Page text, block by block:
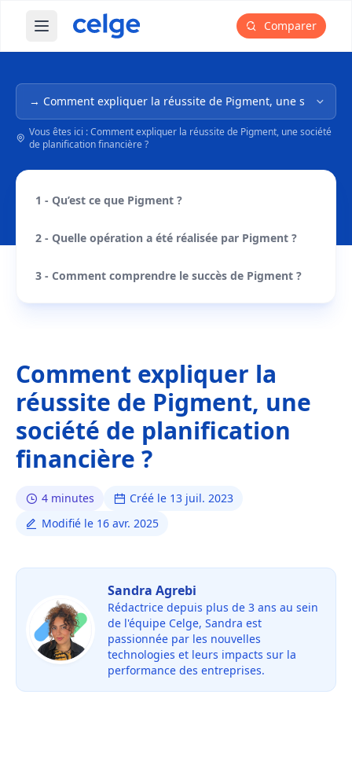
Ouvrir le menu principal Comparer
Navigation dans l'arborescence
Vous êtes ici : Comment expliquer la réussite de Pigment, une société
de planification financière ?
1 - Qu’est ce que Pigment ?
2 - Quelle opération a été réalisée par Pigment ?
3 - Comment comprendre le succès de Pigment ?
Comment expliquer la
réussite de Pigment, une
société de planification
financière ?
4 minutes
Créé le 13 juil. 2023
Modifié le 16 avr. 2025
Sandra Agrebi
Rédactrice depuis plus de 3 ans au sein
de l'équipe Celge, Sandra est
passionnée par les nouvelles
technologies et leurs impacts sur la
performance des entreprises.